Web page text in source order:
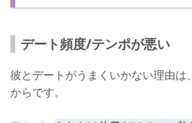
デート頻度/テンポが悪い
彼とデートがうまくいかない理由は
からです。